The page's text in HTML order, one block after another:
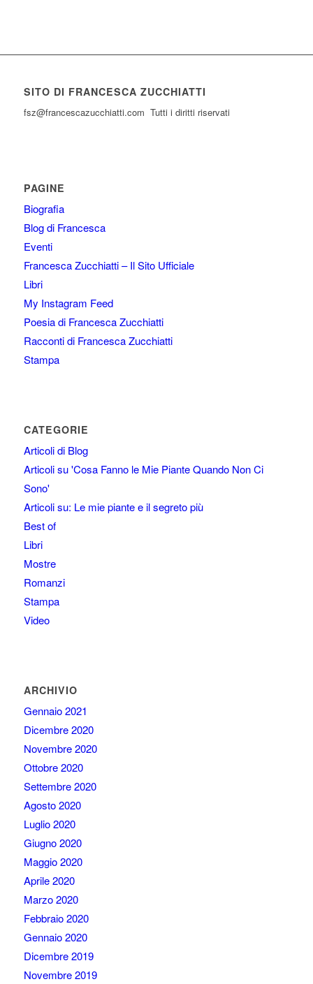
SITO DI FRANCESCA ZUCCHIATTI
fsz@francescazucchiatti.com Tutti i diritti riservati
PAGINE
Biografia
Blog di Francesca
Eventi
Francesca Zucchiatti – Il Sito Ufficiale
Libri
My Instagram Feed
Poesia di Francesca Zucchiatti
Racconti di Francesca Zucchiatti
Stampa
CATEGORIE
Articoli di Blog
Articoli su 'Cosa Fanno le Mie Piante Quando Non Ci
Sono'
Articoli su: Le mie piante e il segreto più
Best of
Libri
Mostre
Romanzi
Stampa
Video
ARCHIVIO
Gennaio 2021
Dicembre 2020
Novembre 2020
Ottobre 2020
Settembre 2020
Agosto 2020
Luglio 2020
Giugno 2020
Maggio 2020
Aprile 2020
Marzo 2020
Febbraio 2020
Gennaio 2020
Dicembre 2019
Novembre 2019